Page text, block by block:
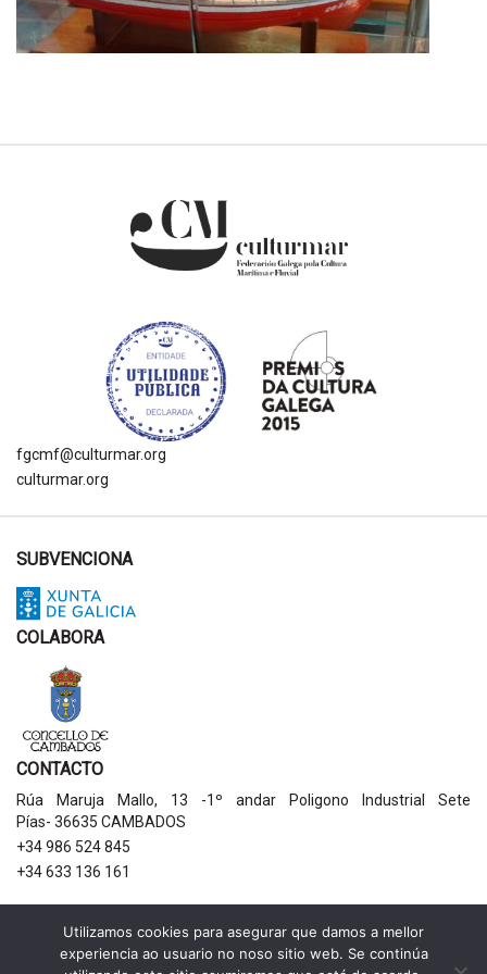
fgcmf@culturmar.org
culturmar.org
SUBVENCIONA
COLABORA
CONTACTO
Rúa Maruja Mallo, 13 -1º andar Poligono Industrial Sete
Pías- 36635 CAMBADOS
+34 986 524 845
+34 633 136 161
AVISOS LEGAIS
Política de privacidade
Utilizamos cookies para asegurar que damos a mellor
experiencia ao usuario no noso sitio web. Se continúa